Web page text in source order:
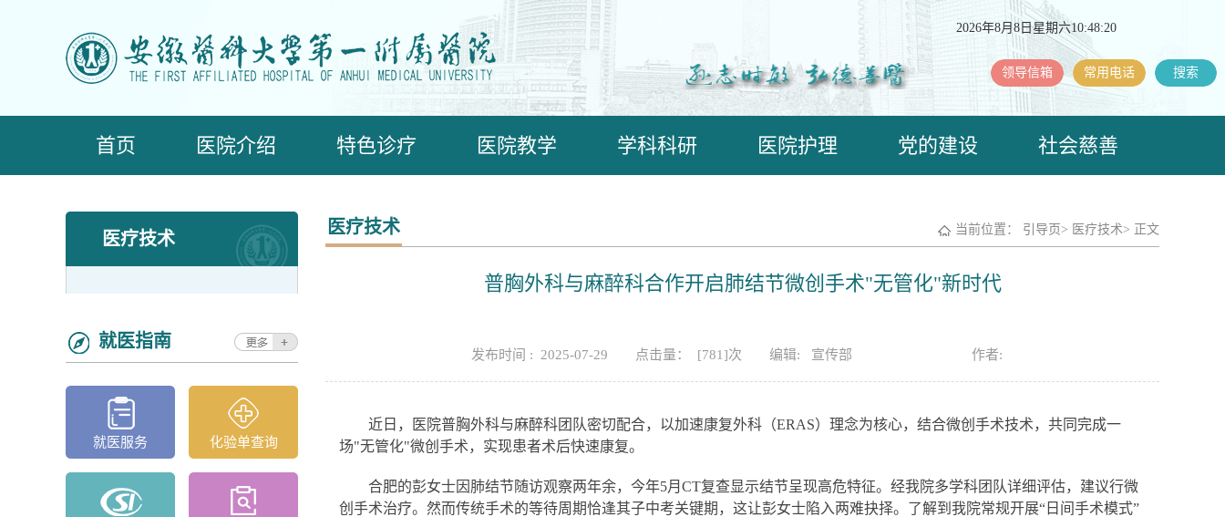
2026年8月8日星期六10:48:20
领导信箱 常用电话 搜索
首页 医院介绍 特色诊疗 医院教学 学科科研 医院护理 党的建设 社会慈善
医疗技术
就医指南
就医服务 化验单查询
医疗技术 当前位置： 引导页> 医疗技术> 正文
普胸外科与麻醉科合作开启肺结节微创手术"无管化"新时代
发布时间 : 2025-07-29 点击量： [781]次 编辑: 宣传部 作者:
近日，医院普胸外科与麻醉科团队密切配合，以加速康复外科（ERAS）理念为核心，结合微创手术技术，共同完成一
场"无管化"微创手术，实现患者术后快速康复。
合肥的彭女士因肺结节随访观察两年余，今年5月CT复查显示结节呈现高危特征。经我院多学科团队详细评估，建议行微
创手术治疗。然而传统手术的等待周期恰逢其子中考关键期，这让彭女士陷入两难抉择。了解到我院常规开展“日间手术模式”